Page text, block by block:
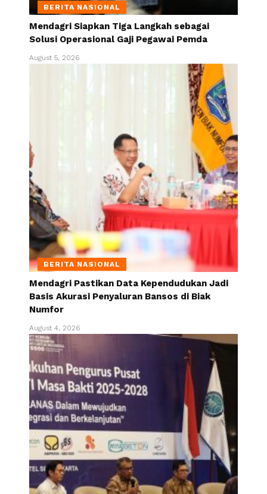
BERITA NASIONAL
Mendagri Siapkan Tiga Langkah sebagai
Solusi Operasional Gaji Pegawai Pemda
August 5, 2026
BERITA NASIONAL
Mendagri Pastikan Data Kependudukan Jadi
Basis Akurasi Penyaluran Bansos di Biak
Numfor
August 4, 2026